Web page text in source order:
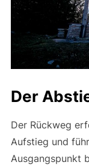
Der
Der Rückweg
Aufstieg und
Ausgangspunkt